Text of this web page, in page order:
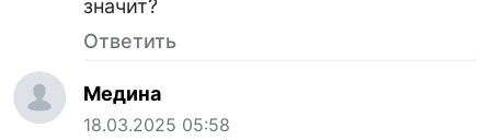
значит?
Ответить
Медина
18.03.2025 05:58